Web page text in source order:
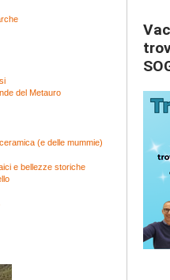
del Metauro
(e delle mummie)
e bellezze storiche